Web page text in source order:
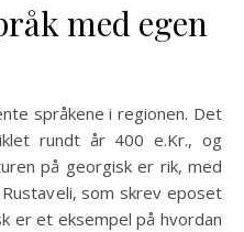
med egen
språkene i regionen. Det
rundt år 400 e.Kr., og
på georgisk er rik, med
som skrev eposet
er et eksempel på hvordan